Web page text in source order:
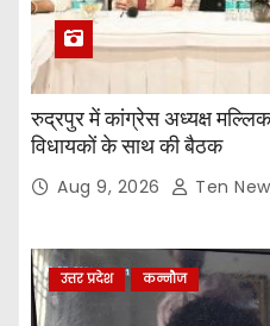
रुद्रपुर में कांग्रेस अध्यक्ष
विधायकों के साथ की बैठक
Aug 9, 2026 Ten
उत्तर प्रदेश कन्नौज